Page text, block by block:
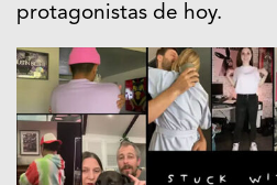
protagonistas de hoy.